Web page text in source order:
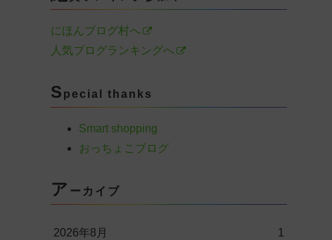
にほんブログ村へ
人気ブログランキングへ
S pecial thanks
Smart shopping
おっちょこブログ
ア ーカイブ
2026年8月 1